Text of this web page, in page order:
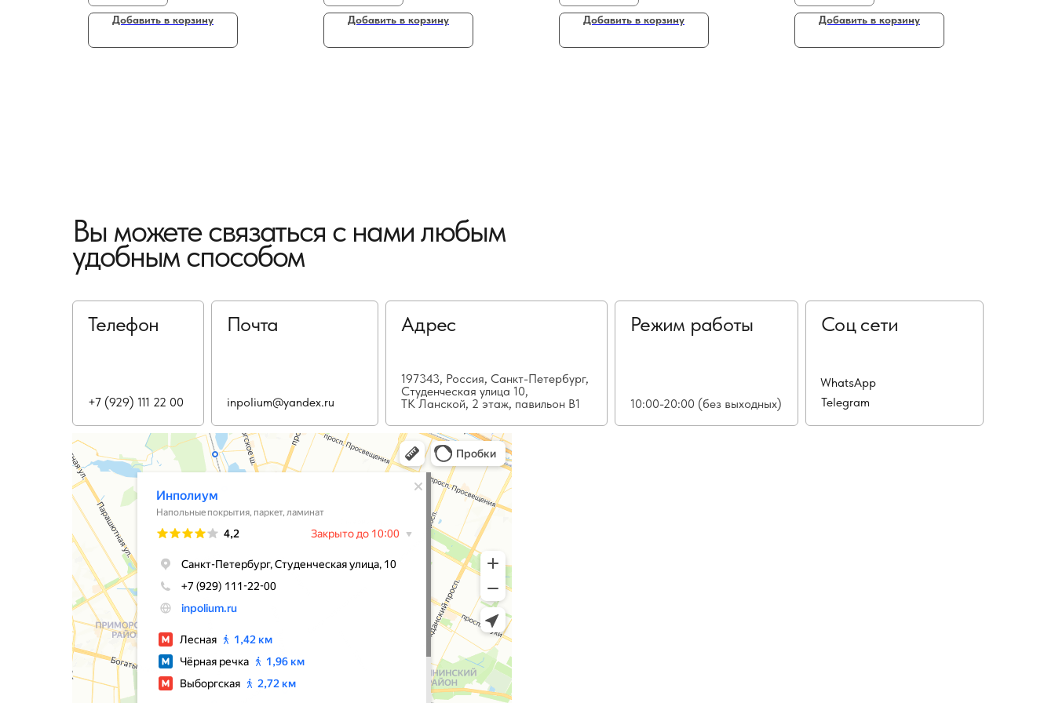
Добавить в корзину Добавить в корзину Добавить в корзину Добавить в корзину
Вы можете связаться с нами любым
удобным способом
Телефон Почта Адрес
197343, Россия, Санкт-Петербург,
Студенческая улица 10,
ТК Ланской, 2 этаж, павильон В1
Режим работы
10:00-20:00 (без выходных)
Соц сети
+7 (929) 111 22 00 inpolium@yandex.ru
WhatsApp
Telegram